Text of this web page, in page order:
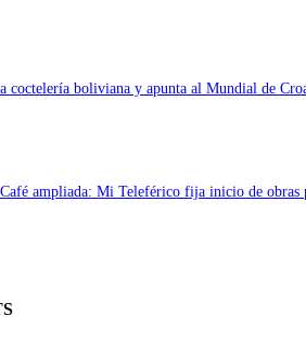
coctelería boliviana y apunta al Mundial de
ampliada: Mi Teleférico fija inicio de obras